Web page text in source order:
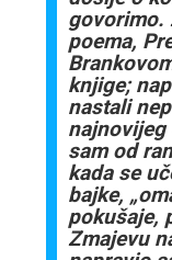
govorimo.
poema,
knjige;
nastali
najnovijeg
sam od
kada se
bajke,
pokušaje,
Zmajevu